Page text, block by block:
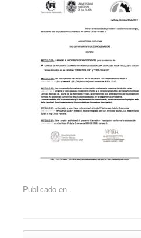
Publicado en .